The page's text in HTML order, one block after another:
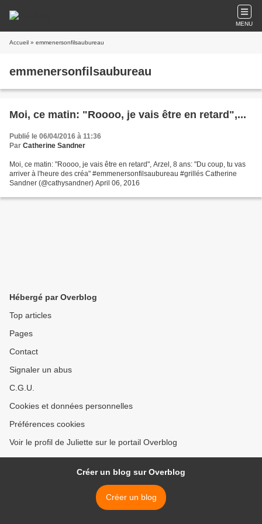
MENU
Accueil » emmenersonfilsaubureau
emmenersonfilsaubureau
Moi, ce matin: "Roooo, je vais être en retard",...
Publié le 06/04/2016 à 11:36
Par Catherine Sandner
Moi, ce matin: "Roooo, je vais être en retard", Arzel, 8 ans: "Du coup, tu vas
arriver à l'heure des créa" #emmenersonfilsaubureau #grillés Catherine
Sandner (@cathysandner) April 06, 2016
Hébergé par Overblog
Top articles
Pages
Contact
Signaler un abus
C.G.U.
Cookies et données personnelles
Préférences cookies
Voir le profil de Juliette sur le portail Overblog
Créer un blog sur Overblog
Créer un blog